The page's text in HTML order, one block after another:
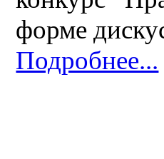
форме
Подробнее...